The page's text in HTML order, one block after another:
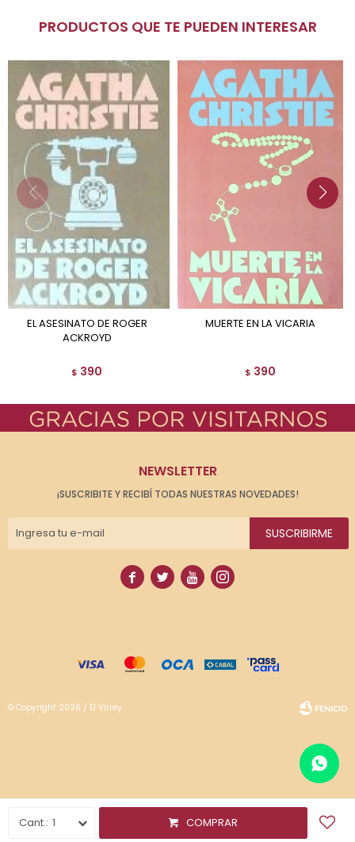
1 COMPRAR
PRODUCTOS QUE TE PUEDEN INTERESAR
EL ASESINATO DE ROGER
ACKROYD
$ 390
MUERTE EN LA VICARIA
$ 390
NEWSLETTER
¡SUSCRIBITE Y RECIBÍ TODAS NUESTRAS NOVEDADES!
SUSCRIBIRME
   
© Copyright 2026 / El Virrey
Fenicio